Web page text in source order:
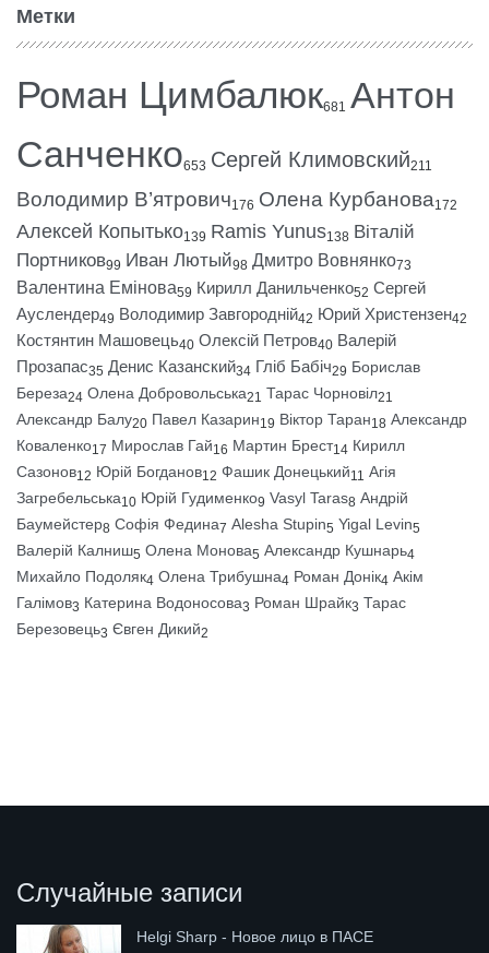
Метки
Роман Цимбалюк681 Антон
Санченко653 Сергей Климовский211
Володимир В’ятрович176 Олена Курбанова172
Алексей Копытько139 Ramis Yunus138 Віталій
Портников99 Иван Лютый98 Дмитро Вовнянко73
Валентина Емінова59 Кирилл Данильченко52 Сергей
Ауслендер49 Володимир Завгородній42 Юрий Христензен42
Костянтин Машовець40 Олексій Петров40 Валерій
Прозапас35 Денис Казанский34 Гліб Бабіч29 Борислав
Береза24 Олена Добровольська21 Тарас Чорновіл21
Александр Балу20 Павел Казарин19 Віктор Таран18 Александр
Коваленко17 Мирослав Гай16 Мартин Брест14 Кирилл
Сазонов12 Юрій Богданов12 Фашик Донецький11 Агія
Загребельська10 Юрій Гудименко9 Vasyl Taras8 Андрій
Баумейстер8 Софія Федина7 Alesha Stupin5 Yigal Levin5
Валерій Калниш5 Олена Монова5 Александр Кушнарь4
Михайло Подоляк4 Олена Трибушна4 Роман Донік4 Акім
Галімов3 Катерина Водоносова3 Роман Шрайк3 Тарас
Березовець3 Євген Дикий2
Случайные записи
Helgi Sharp - Новое лицо в ПАСЕ